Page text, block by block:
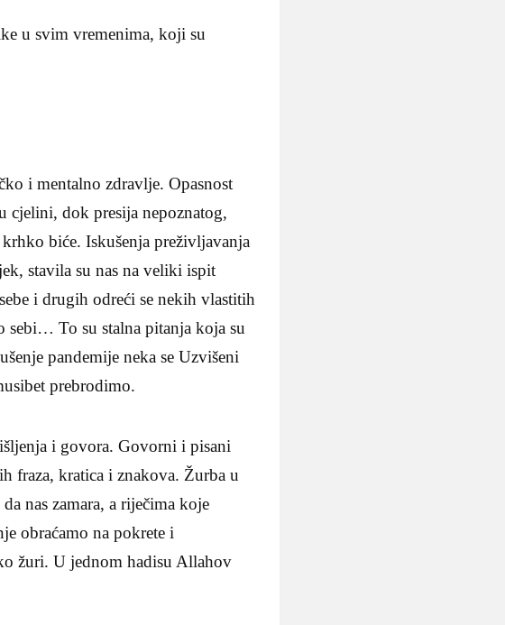
u svim vremenima, koji su
i mentalno zdravlje. Opasnost
cjelini, dok presija nepoznatog,
biće. Iskušenja preživljavanja
stavila su nas na veliki ispit
i drugih odreći se nekih vlastitih
To su stalna pitanja koja su
pandemije neka se Uzvišeni
prebrodimo.
i govora. Govorni i pisani
fraza, kratica i znakova. Žurba u
nas zamara, a riječima koje
obraćamo na pokrete i
žuri. U jednom hadisu Allahov